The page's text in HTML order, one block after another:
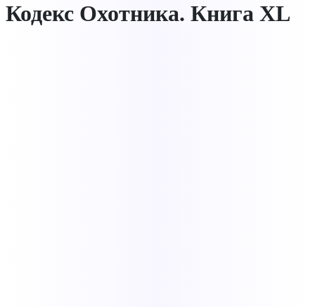
Кодекс Охотника. Книга XL